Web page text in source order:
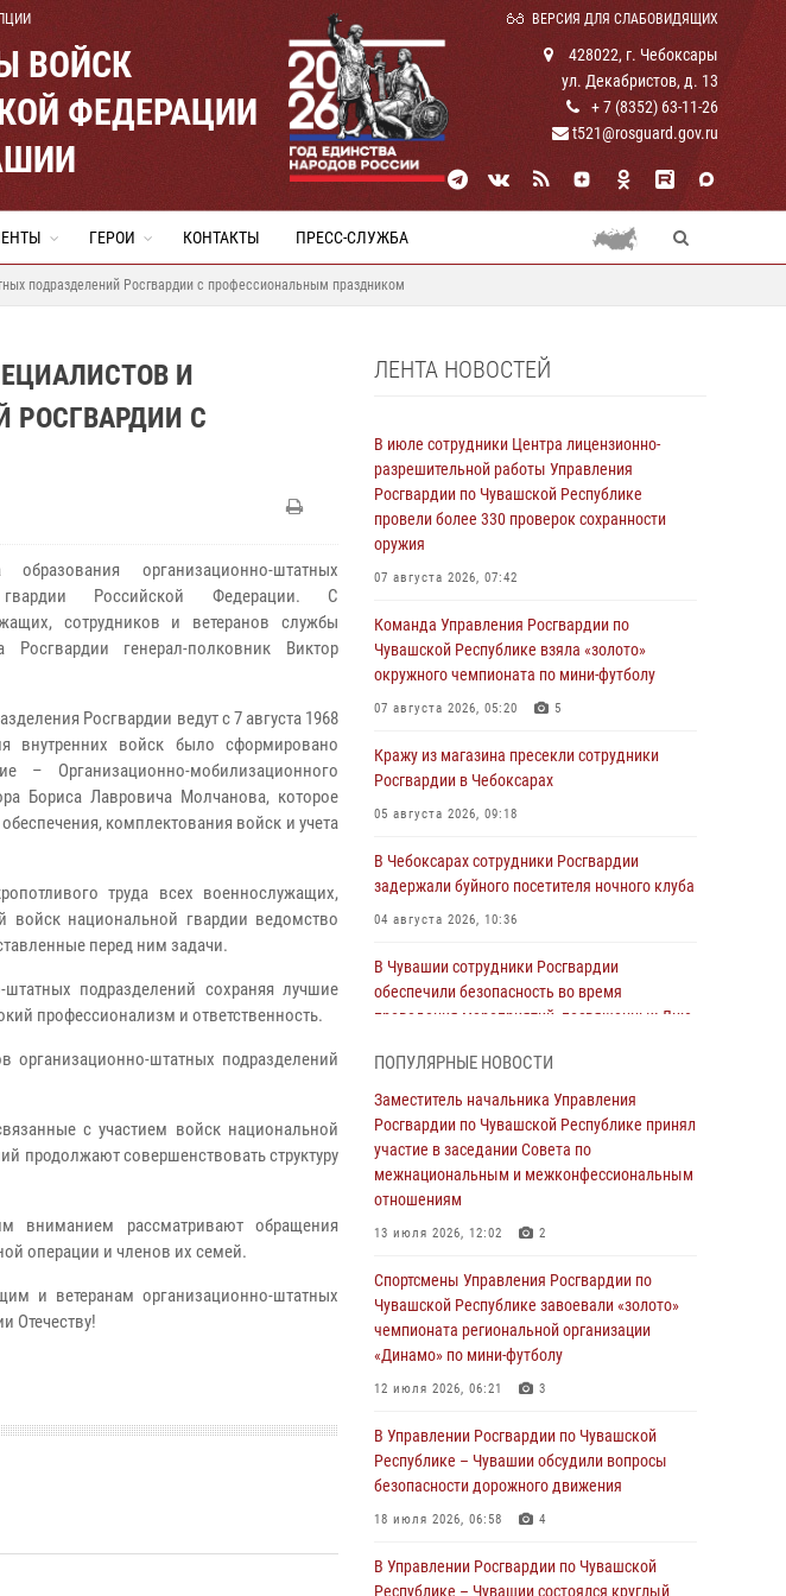
ВЕРСИЯ ДЛЯ СЛАБОВИДЯЩИХ
ВОЙСК
ФЕДЕРАЦИИ
428022, г. Чебоксары
ул. Декабристов, д. 13
+ 7 (8352) 63-11-26
t521@rosguard.gov.ru
ГЕРОИ КОНТАКТЫ ПРЕСС-СЛУЖБА
подразделений Росгвардии с профессиональным праздником
И
РОСГВАРДИИ С
организационно-штатных
Российской Федерации. С
сотрудников и ветеранов службы
генерал-полковник Виктор
Росгвардии ведут с 7 августа 1968
внутренних войск было сформировано
– Организационно-мобилизационного
Бориса Лавровича Молчанова, которое
комплектования войск и учета
труда всех военнослужащих,
войск национальной гвардии ведомство
перед ним задачи.
подразделений сохраняя лучшие
профессионализм и ответственность.
организационно-штатных подразделений
с участием войск национальной
продолжают совершенствовать структуру
вниманием рассматривают обращения
операции и членов их семей.
и ветеранам организационно-штатных
Отечеству!
ЛЕНТА НОВОСТЕЙ
В июле сотрудники Центра лицензионно-
разрешительной работы Управления
Росгвардии по Чувашской Республике
провели более 330 проверок сохранности
оружия
07 августа 2026, 07:42
Команда Управления Росгвардии по
Чувашской Республике взяла «золото»
окружного чемпионата по мини-футболу
07 августа 2026, 05:20 5
Кражу из магазина пресекли сотрудники
Росгвардии в Чебоксарах
05 августа 2026, 09:18
В Чебоксарах сотрудники Росгвардии
задержали буйного посетителя ночного клуба
04 августа 2026, 10:36
В Чувашии сотрудники Росгвардии
обеспечили безопасность во время
проведения мероприятий, посвященных Дню
В июле сотрудники вневедомственной
охраны Росгвардии задержали более 200
граждан, подозреваемых в совершении
правонарушений
03 августа 2026, 08:20
В Росгвардии вспоминают российских
воинов, погибших в Первой мировой войне
1914-1918 годов
01 августа 2026, 07:19
подозреваемого в причинении тяжкого вреда
здоровью
01 августа 2026, 06:12
национальной гвардии Российской
Федерации
ПОПУЛЯРНЫЕ НОВОСТИ
Заместитель начальника Управления
Росгвардии по Чувашской Республике принял
участие в заседании Совета по
межнациональным и межконфессиональным
отношениям
13 июля 2026, 12:02 2
Спортсмены Управления Росгвардии по
Чувашской Республике завоевали «золото»
чемпионата региональной организации
«Динамо» по мини-футболу
12 июля 2026, 06:21 3
В Управлении Росгвардии по Чувашской
Республике – Чувашии обсудили вопросы
безопасности дорожного движения
18 июля 2026, 06:58 4
В Управлении Росгвардии по Чувашской
Республике – Чувашии состоялся круглый